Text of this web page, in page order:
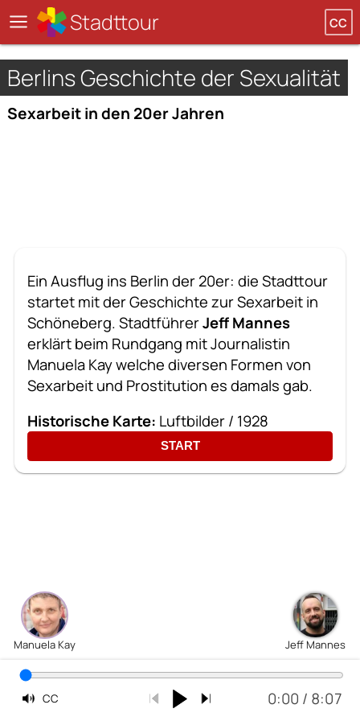
Stadttour CC
Berlins Geschichte der Sexualität
Sexarbeit in den 20er Jahren
Manuela Kay Jeff Mannes
Ein Ausflug ins Berlin der 20er: die Stadttour
startet mit der Geschichte zur Sexarbeit in
Schöneberg. StadtführerJeff Mannes
erklärt beim Rundgang mit Journalistin
Manuela Kay welche diversen Formen von
Sexarbeit und Prostitution es damals gab.
Historische Karte: Luftbilder / 1928
START
CC 0:00 / 8:07